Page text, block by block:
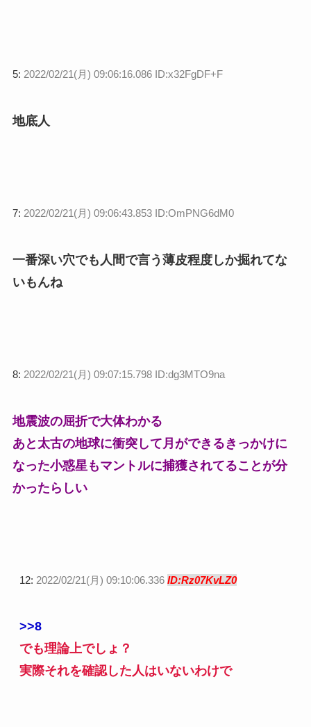
5: 2022/02/21(月) 09:06:16.086 ID:x32FgDF+F
地底人
7: 2022/02/21(月) 09:06:43.853 ID:OmPNG6dM0
一番深い穴でも人間で言う薄皮程度しか掘れてな
いもんね
8: 2022/02/21(月) 09:07:15.798 ID:dg3MTO9na
地震波の屈折で大体わかる
あと太古の地球に衝突して月ができるきっかけに
なった小惑星もマントルに捕獲されてることが分
かったらしい
12: 2022/02/21(月) 09:10:06.336 ID:Rz07KvLZ0
>>8
でも理論上でしょ？
実際それを確認した人はいないわけで